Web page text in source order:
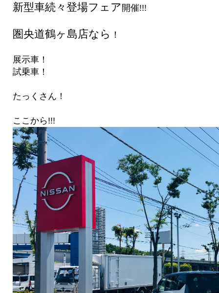
新型車続々登場フェア 開催!!!
圏央道鶴ヶ島店なら ！
展示車！
試乗車！
たっくさん！
ここから!!!